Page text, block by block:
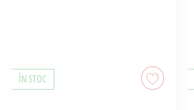
ÎN STOC